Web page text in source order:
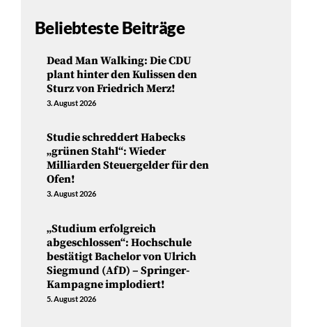
Beliebteste Beiträge
Dead Man Walking: Die CDU
plant hinter den Kulissen den
Sturz von Friedrich Merz!
3. August 2026
Studie schreddert Habecks
„grünen Stahl“: Wieder
Milliarden Steuergelder für den
Ofen!
3. August 2026
„Studium erfolgreich
abgeschlossen“: Hochschule
bestätigt Bachelor von Ulrich
Siegmund (AfD) – Springer-
Kampagne implodiert!
5. August 2026